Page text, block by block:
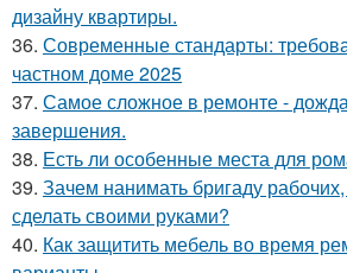
дизайну квартиры.
36. Современные стандарты:
частном доме 2025
37. Самое сложное в ремонте -
завершения.
38. Есть ли особенные места для
39. Зачем нанимать бригаду
сделать своими руками?
40. Как защитить мебель во время